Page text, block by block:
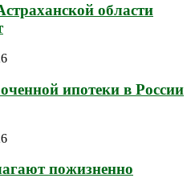
области
ипотеки в России
пожизненно